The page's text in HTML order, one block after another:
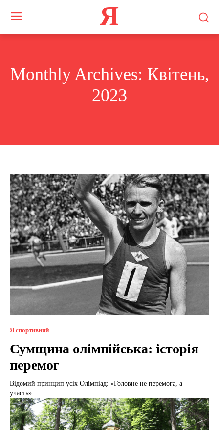
Я
Monthly Archives: Квітень,
2023
Я спортивний
Сумщина олімпійська: історія
перемог
Відомий принцип усіх Олімпіад: «Головне не перемога, а
участь»...